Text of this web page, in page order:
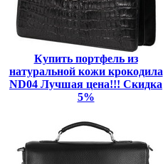
Купить портфель из
натуральной кожи крокодила
ND04 Лучшая цена!!! Скидка
5%